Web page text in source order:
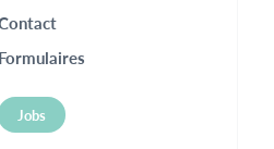
Formulaires
Jobs